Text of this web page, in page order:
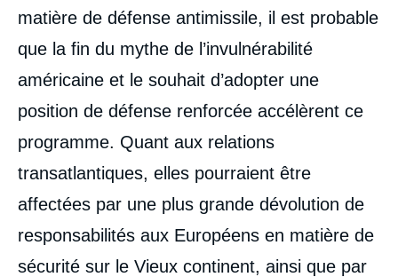
matière de défense antimissile, il est probable
que la fin du mythe de l’invulnérabilité
américaine et le souhait d’adopter une
position de défense renforcée accélèrent ce
programme. Quant aux relations
transatlantiques, elles pourraient être
affectées par une plus grande dévolution de
responsabilités aux Européens en matière de
sécurité sur le Vieux continent, ainsi que par